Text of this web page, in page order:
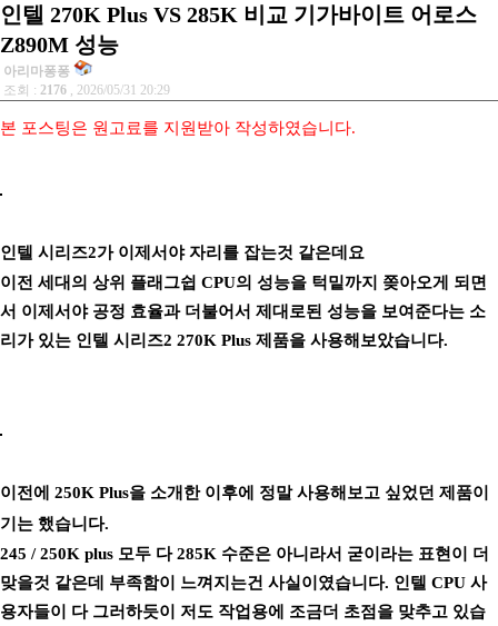
인텔 270K Plus VS 285K 비교 기가바이트 어로스
Z890M 성능
아리마퐁퐁
조회 : 2176 , 2026/05/31 20:29
본 포스팅은 원고료를 지원받아 작성하였습니다.
인텔 시리즈2가 이제서야 자리를 잡는것 같은데요
이전 세대의 상위 플래그쉽 CPU의 성능을 턱밑까지 쫒아오게 되면
서 이제서야 공정 효율과 더불어서 제대로된 성능을 보여준다는 소
리가 있는 인텔 시리즈2 270K Plus 제품을 사용해보았습니다.
이전에 250K Plus을 소개한 이후에 정말 사용해보고 싶었던 제품이
기는 했습니다.
245 / 250K plus 모두 다 285K 수준은 아니라서 굳이라는 표현이 더
맞을것 같은데 부족함이 느껴지는건 사실이였습니다. 인텔 CPU 사
용자들이 다 그러하듯이 저도 작업용에 조금더 초점을 맞추고 있습